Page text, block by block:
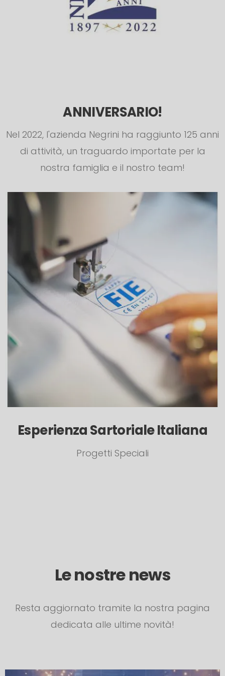
ANNIVERSARIO!
Nel 2022, l'azienda Negrini ha raggiunto 125 anni
di attività, un traguardo importate per la
nostra famiglia e il nostro team!
Esperienza Sartoriale Italiana
Progetti Speciali
Le nostre news
Resta aggiornato tramite la nostra pagina
dedicata alle ultime novità!